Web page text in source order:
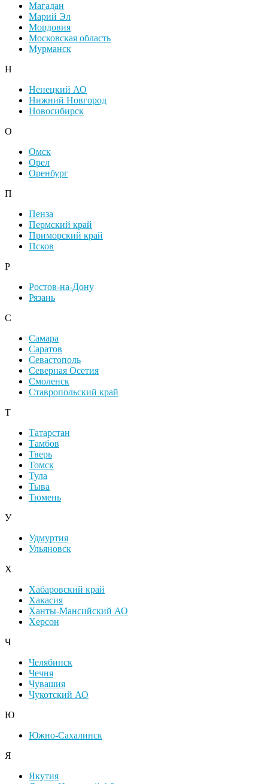
Магадан
Марий Эл
Мордовия
Московская область
Мурманск
Н
Ненецкий АО
Нижний Новгород
Новосибирск
О
Омск
Орел
Оренбург
П
Пенза
Пермский край
Приморский край
Псков
Р
Ростов-на-Дону
Рязань
С
Самара
Саратов
Севастополь
Северная Осетия
Смоленск
Ставропольский край
Т
Татарстан
Тамбов
Тверь
Томск
Тула
Тыва
Тюмень
У
Удмуртия
Ульяновск
Х
Хабаровский край
Хакасия
Ханты-Мансийский АО
Херсон
Ч
Челябинск
Чечня
Чувашия
Чукотский АО
Ю
Южно-Сахалинск
Я
Якутия